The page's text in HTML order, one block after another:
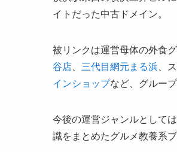
イトだった中古ドメイン。
被リンクは運営母体の外食
谷店
三代目網元まる浜 、
インショップなど、グルー
今後の運営ジャンルとして
識をまとめたグルメ教養系